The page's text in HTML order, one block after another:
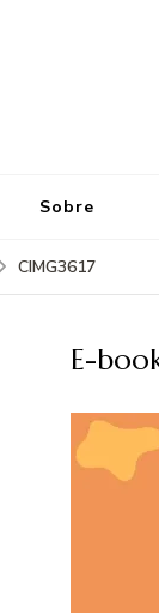
Sobre
CIMG3617
E-